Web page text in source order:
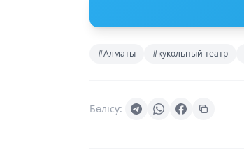
#Алматы #кукольный театр
Бөлісу: